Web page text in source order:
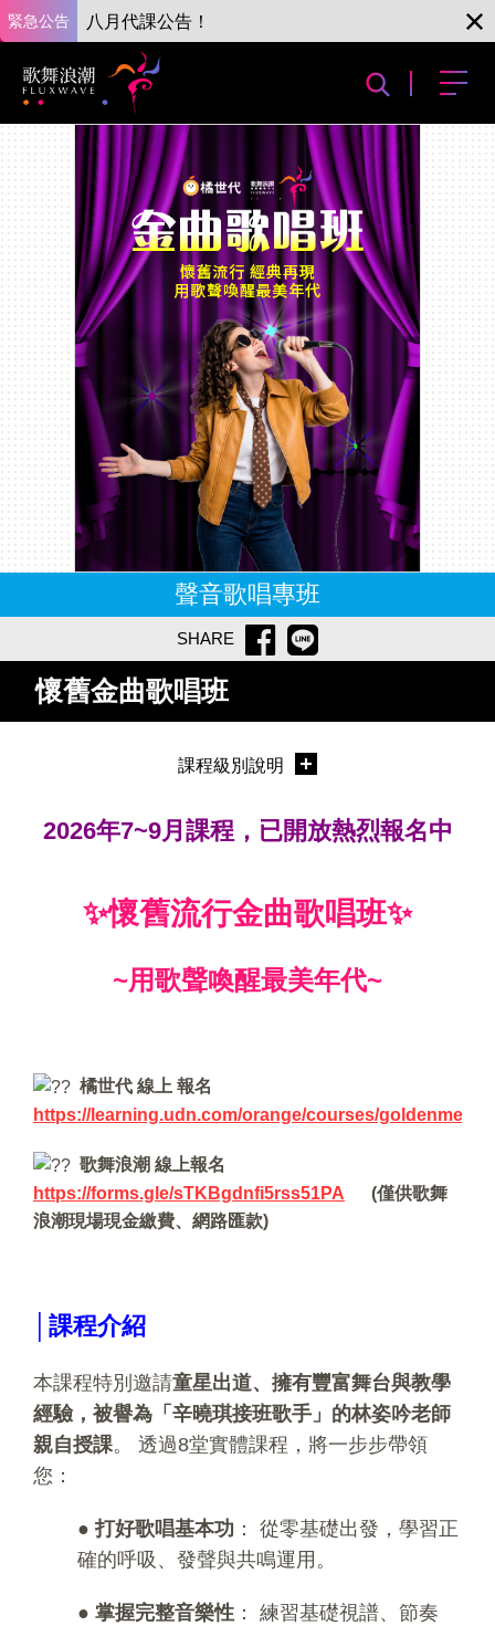
緊急公告 八月代課公告！
聲音歌唱專班
SHARE
懷舊金曲歌唱班
課程級別說明
2026年7~9月課程，已開放熱烈報名中
✨懷舊流行金曲歌唱班✨
~用歌聲喚醒最美年代~
橘世代 線上 報名
https://learning.udn.com/orange/courses/
歌舞浪潮 線上報名
https://forms.gle/sTKBgdnfi5rss51PA (僅供歌舞
浪潮現場現金繳費、網路匯款)
│課程介紹
本課程特別邀請童星出道、擁有豐富舞台與教學
經驗，被譽為「辛曉琪接班歌手」的林姿吟老師
親自授課。 透過8堂實體課程，將一步步帶領
您：
● 打好歌唱基本功 ： 從零基礎出發，學習正
確的呼吸、發聲與共鳴運用。
● 掌握完整音樂性 ： 練習基礎視譜、節奏